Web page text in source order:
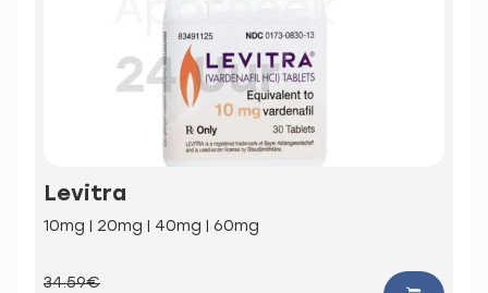
Levitra
10mg | 20mg | 40mg | 60mg
34.59€